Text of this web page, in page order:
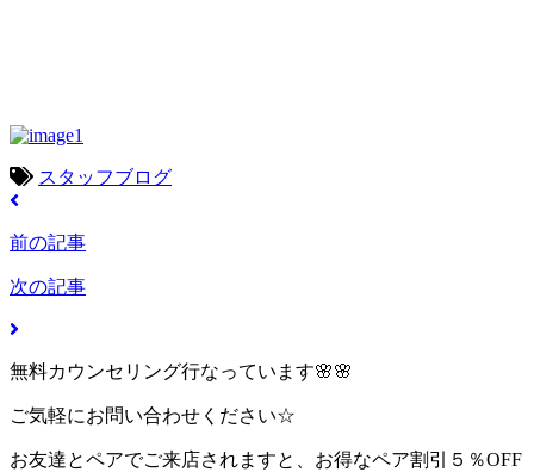
スタッフブログ
前の記事
次の記事
無料カウンセリング行なっています🌸🌸
ご気軽にお問い合わせください☆
お友達とペアでご来店されますと、お得なペア割引５％OFF